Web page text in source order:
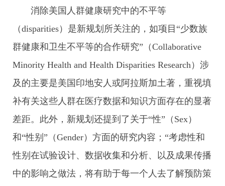
消除美国人群健康研究中的不平等
（disparities）是新规划所关注的，如项目“少数族
群健康和卫生不平等的合作研究”（Collaborative
Minority Health and Health Disparities Research）涉
及的主要是美国印地安人或阿拉斯加土著，重视填
补有关这些人群在医疗数据和知识方面存在的显著
差距。此外，新规划还提到了关于“性”（Sex）
和“性别”（Gender）方面的研究内容；“考虑性和
性别在试验设计、数据收集和分析、以及成果传播
中的影响之做法，将有助于每一个人去了解预防策